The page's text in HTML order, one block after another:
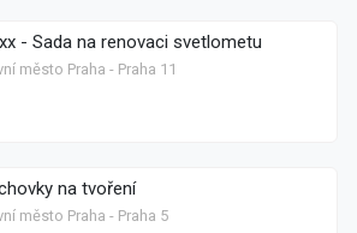
- Sada na renovaci svetlometu
město Praha - Praha 11
na tvoření
město Praha - Praha 5